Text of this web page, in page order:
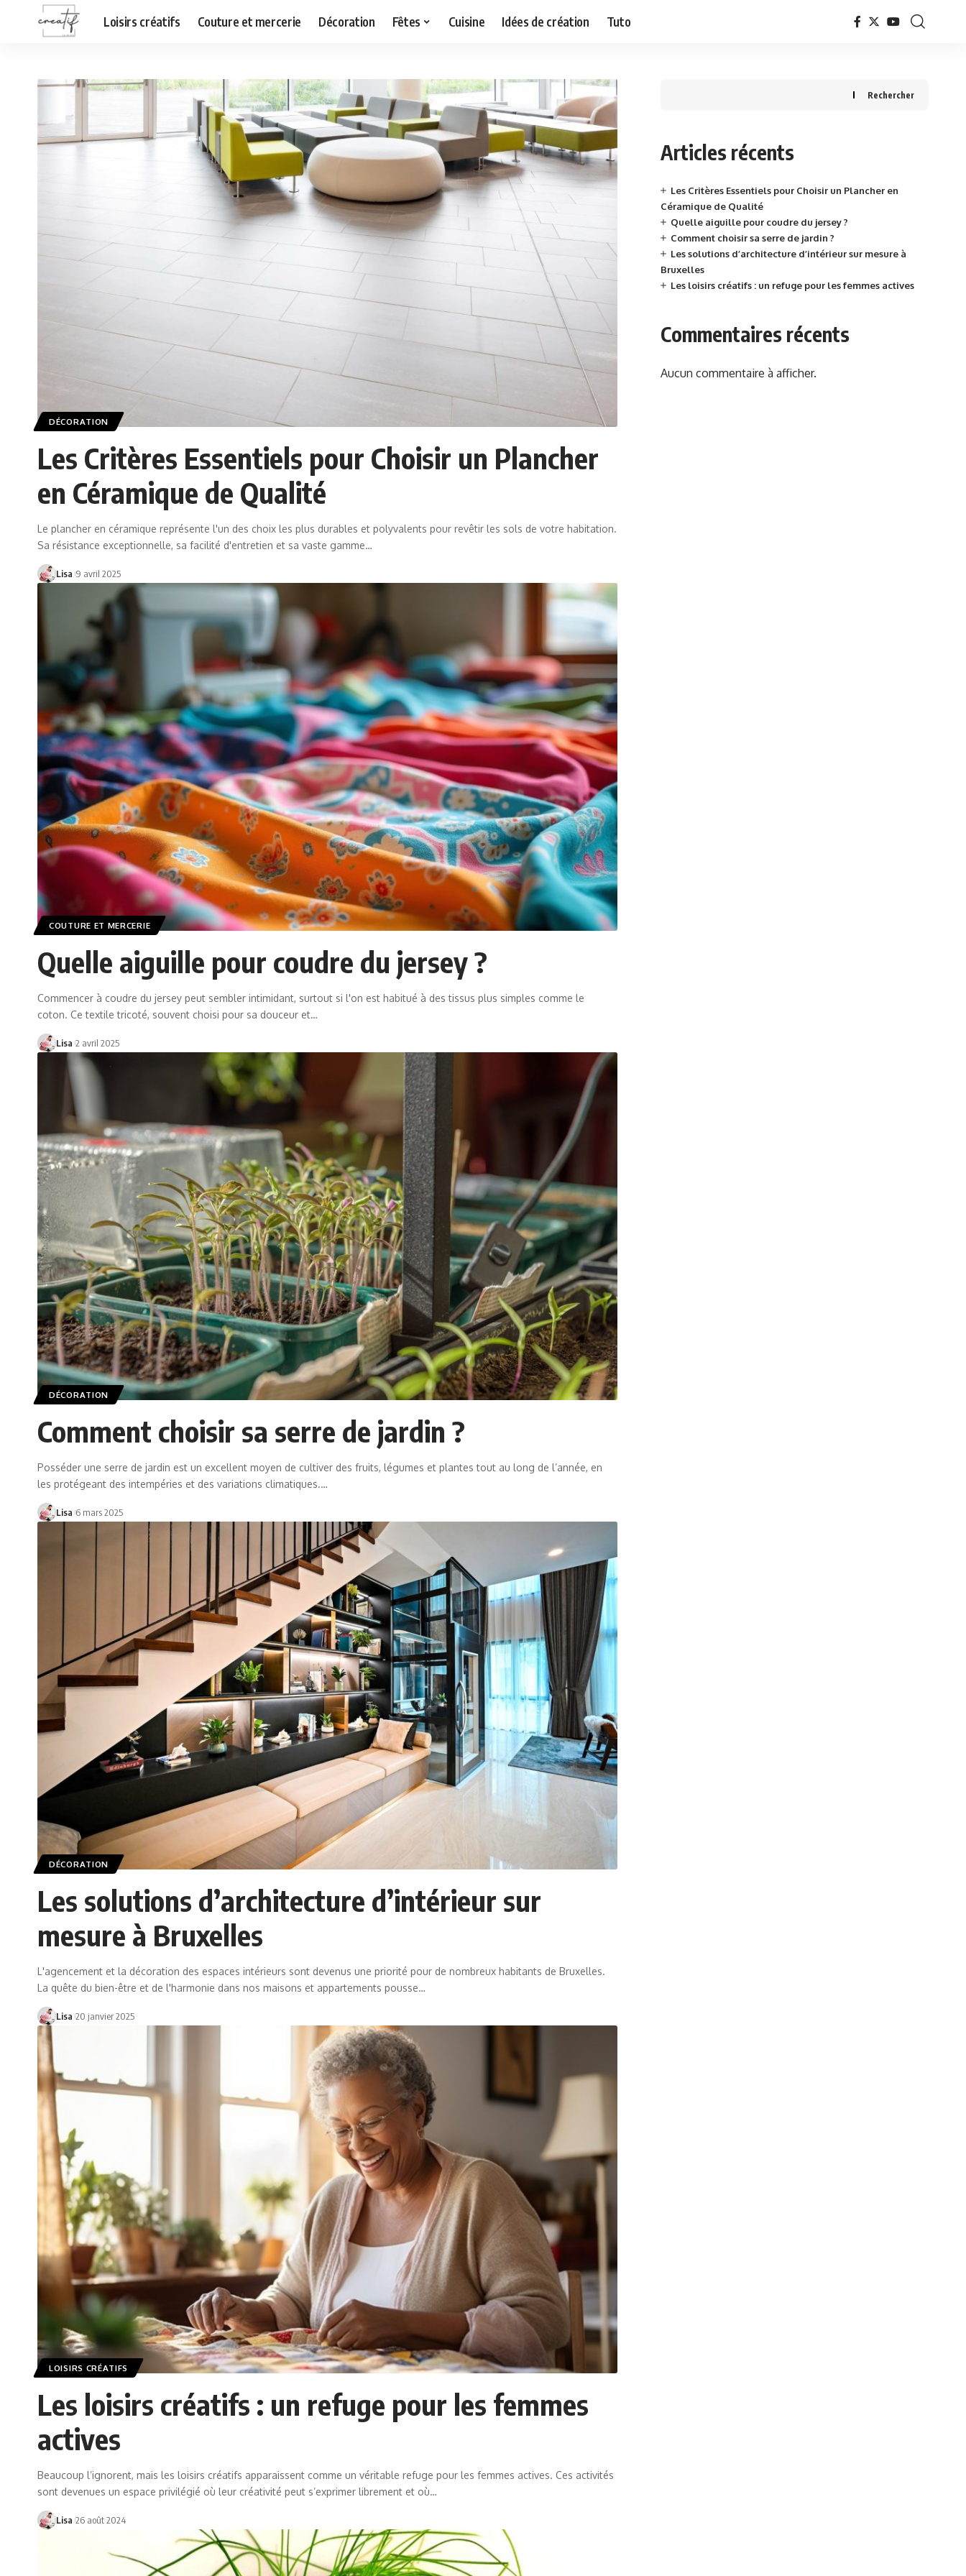
Loisirs créatifs Couture et mercerie Décoration Fêtes Cuisine Idées de création Tuto
DÉCORATION
Les Critères Essentiels pour Choisir un Plancher
en Céramique de Qualité
Le plancher en céramique représente l'un des choix les plus durables et polyvalents pour revêtir les sols de votre habitation.
Sa résistance exceptionnelle, sa facilité d'entretien et sa vaste gamme…
Lisa 9 avril 2025
COUTURE ET MERCERIE
Quelle aiguille pour coudre du jersey ?
Commencer à coudre du jersey peut sembler intimidant, surtout si l'on est habitué à des tissus plus simples comme le
coton. Ce textile tricoté, souvent choisi pour sa douceur et…
Lisa 2 avril 2025
DÉCORATION
Comment choisir sa serre de jardin ?
Posséder une serre de jardin est un excellent moyen de cultiver des fruits, légumes et plantes tout au long de l’année, en
les protégeant des intempéries et des variations climatiques.…
Lisa 6 mars 2025
DÉCORATION
Les solutions d’architecture d’intérieur sur
mesure à Bruxelles
L'agencement et la décoration des espaces intérieurs sont devenus une priorité pour de nombreux habitants de Bruxelles.
La quête du bien-être et de l'harmonie dans nos maisons et appartements pousse…
Lisa 20 janvier 2025
LOISIRS CRÉATIFS
Les loisirs créatifs : un refuge pour les femmes
actives
Beaucoup l’ignorent, mais les loisirs créatifs apparaissent comme un véritable refuge pour les femmes actives. Ces activités
sont devenues un espace privilégié où leur créativité peut s’exprimer librement et où…
Lisa 26 août 2024
Rechercher
Articles récents
Les Critères Essentiels pour Choisir un Plancher en
Céramique de Qualité
Quelle aiguille pour coudre du jersey ?
Comment choisir sa serre de jardin ?
Les solutions d’architecture d’intérieur sur mesure à
Bruxelles
Les loisirs créatifs : un refuge pour les femmes actives
Commentaires récents
Aucun commentaire à afficher.